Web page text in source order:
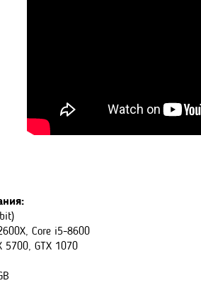
Core i5-8600
5700, GTX 1070